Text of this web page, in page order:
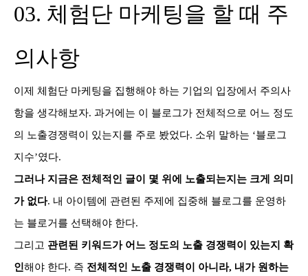
03. 체험단 마케팅을 할 때 주
의사항
이제 체험단 마케팅을 집행해야 하는 기업의 입장에서 주의사
항을 생각해보자. 과거에는 이 블로그가 전체적으로 어느 정도
의 노출경쟁력이 있는지를 주로 봤었다. 소위 말하는 ‘블로그
지수’였다.
그러나 지금은 전체적인 글이 몇 위에 노출되는지는 크게 의미
가 없다. 내 아이템에 관련된 주제에 집중해 블로그를 운영하
는 블로거를 선택해야 한다.
그리고 관련된 키워드가 어느 정도의 노출 경쟁력이 있는지 확
인해야 한다. 즉 전체적인 노출 경쟁력이 아니라, 내가 원하는